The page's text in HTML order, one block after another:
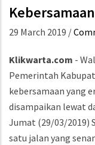
29 March 2019 /
Klikwarta.com -
Pemerintah
kebersamaan yang
disampaikan lewat
Jumat (29/03/2019)
satu jalan yang